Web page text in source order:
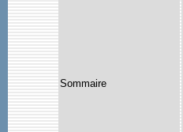
Sommaire